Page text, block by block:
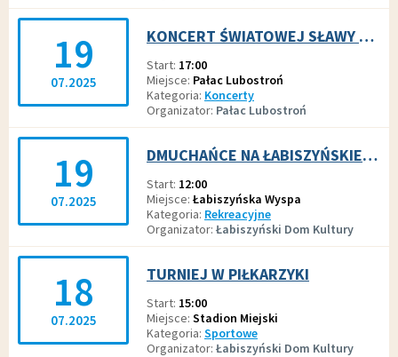
19
07.2025
KONCERT ŚWIATOWEJ SŁAWY PIANISTKI ALEKSANDRY BOBROWSKIEJ
Start 17:00
Miejsce Pałac Lubostroń
Kategoria Koncerty
Organizator Pałac Lubostroń
19
07.2025
DMUCHAŃCE NA ŁABISZYŃSKIEJ WYSPIE
Start 12:00
Miejsce Łabiszyńska Wyspa
Kategoria Rekreacyjne
Organizator Łabiszyński Dom Kultury
18
07.2025
TURNIEJ W PIŁKARZYKI
Start 15:00
Miejsce Stadion Miejski
Kategoria Sportowe
Organizator Łabiszyński Dom Kultury